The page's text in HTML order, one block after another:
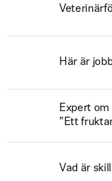
Här är
Expert
”Ett
Vad är